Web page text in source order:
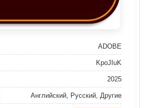
ADOBE
KpoJIuK
2025
Английский, Русский, Другие